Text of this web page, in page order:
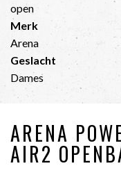
open
Merk
Arena
Geslacht
Dames
ARENA
AIR2